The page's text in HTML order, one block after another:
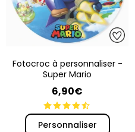
Fotocroc à personnaliser -
Super Mario
6,90€
Personnaliser